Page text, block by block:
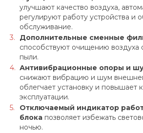
улучшают качество воздуха,
регулируют работу устройства и
обслуживание.
Дополнительные сменные
способствуют очищению воздуха
пыли.
Антивибрационные опоры и
снижают вибрацию и шум
облегчает установку и повышает
эксплуатации.
Отключаемый индикатор
блока позволяет избежать
ночью.